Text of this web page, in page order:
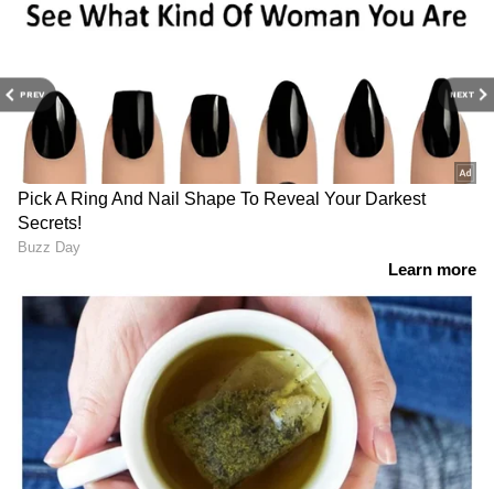
PREV NEXT